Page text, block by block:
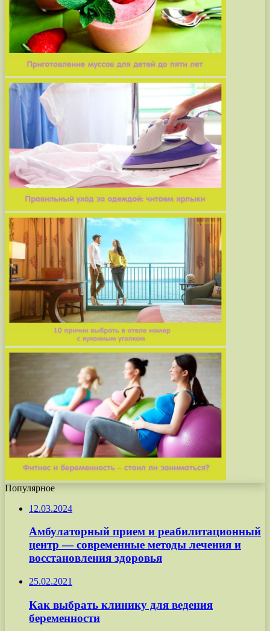
Популярное
12.03.2024
Амбулаторный прием и реабилитационный
центр — современные методы лечения и
восстановления здоровья
25.02.2021
Как выбрать клинику для ведения
беременности